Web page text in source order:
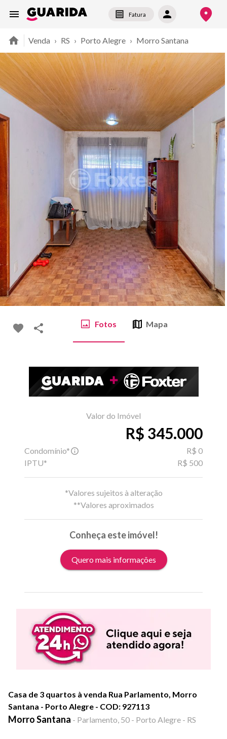
Fatura
Venda › RS › Porto Alegre › Morro Santana
Fotos Mapa
Valor do Imóvel
R$ 345.000
Condomínio*
R$ 0
IPTU*
R$ 500
*Valores sujeitos à alteração
**Valores aproximados
Conheça este imóvel!
Quero mais informações
Casa de 3 quartos à venda Rua Parlamento, Morro
Santana - Porto Alegre - COD: 927113
Morro Santana - Parlamento, 50 - Porto Alegre - RS